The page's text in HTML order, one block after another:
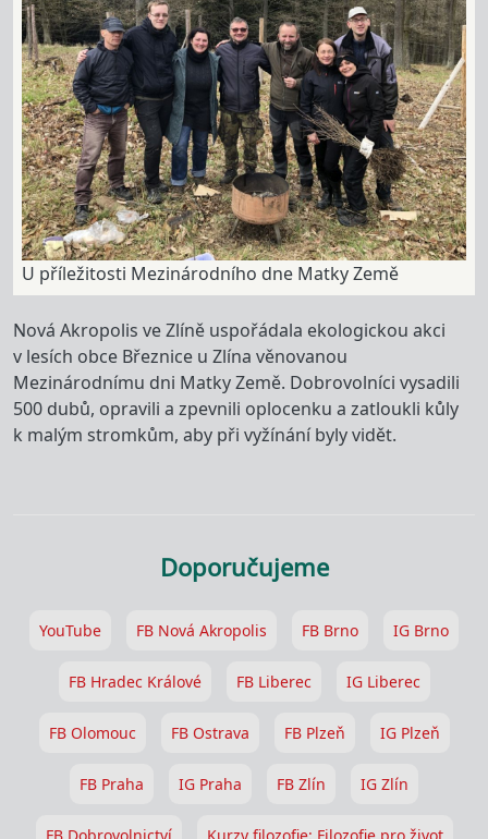
U příležitosti Mezinárodního dne Matky Země
Nová Akropolis ve Zlíně uspořádala ekologickou akci
v lesích obce Březnice u Zlína věnovanou
Mezinárodnímu dni Matky Země. Dobrovolníci vysadili
500 dubů, opravili a zpevnili oplocenku a zatloukli kůly
k malým stromkům, aby při vyžínání byly vidět.
Doporučujeme
YouTube FB Nová Akropolis FB Brno IG Brno
FB Hradec Králové FB Liberec IG Liberec
FB Olomouc FB Ostrava FB Plzeň IG Plzeň
FB Praha IG Praha FB Zlín IG Zlín